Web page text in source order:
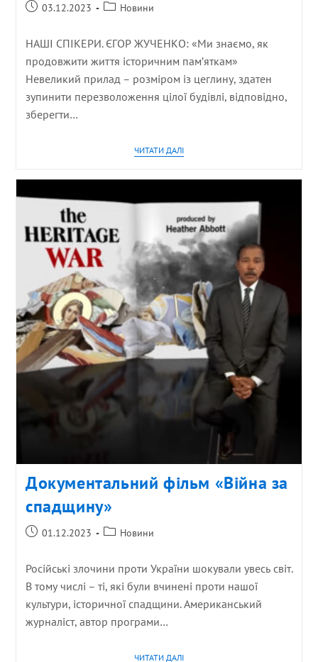
03.12.2023 Новини
НАШІ СПІКЕРИ. ЄГОР ЖУЧЕНКО: «Ми знаємо, як
продовжити життя історичним пам’яткам»
Невеликий прилад – розміром із цеглину, здатен
зупинити перезволоження цілої будівлі, відповідно,
зберегти…
ЧИТАТИ ДАЛІ
Документальний фільм «Війна за
спадщину»
01.12.2023 Новини
Російські злочини проти України шокували увесь світ.
В тому числі – ті, які були вчинені проти нашої
культури, історичної спадщини. Американський
журналіст, автор програми…
ЧИТАТИ ДАЛІ